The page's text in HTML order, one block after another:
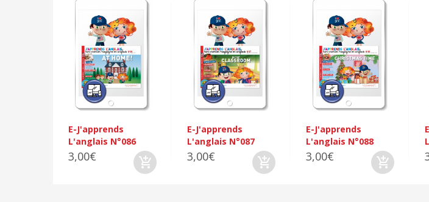
E-J'apprends
L'anglais N°086
3,00€
E-J'apprends
L'anglais N°087
3,00€
E-J'apprends
L'anglais N°088
3,00€